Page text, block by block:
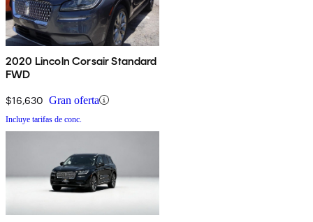
2020 Lincoln Corsair Standard
FWD
$16,630 Gran oferta
Incluye tarifas de conc.